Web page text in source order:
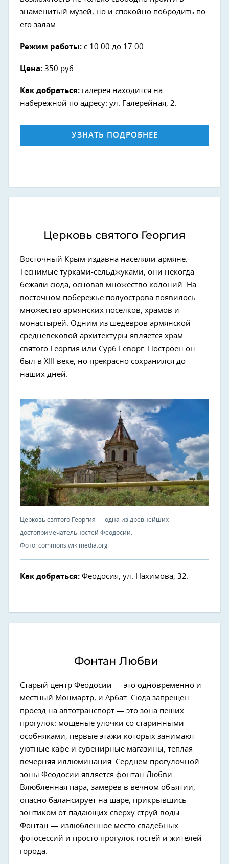
знаменитый музей, но и спокойно побродить по
его залам.
Режим работы: с 10:00 до 17:00.
Цена: 350 руб.
Как добраться: галерея находится на
набережной по адресу: ул. Галерейная, 2.
УЗНАТЬ ПОДРОБНЕЕ
Церковь святого Георгия
Восточный Крым издавна населяли армяне.
Теснимые турками-сельджуками, они некогда
бежали сюда, основав множество колоний. На
восточном побережье полуострова появилось
множество армянских поселков, храмов и
монастырей. Одним из шедевров армянской
средневековой архитектуры является храм
святого Георгия или Сурб Геворг. Построен он
был в XIII веке, но прекрасно сохранился до
наших дней.
Церковь святого Георгия — одна из древнейших
достопримечательностей Феодосии.
Фото: commons.wikimedia.org
Как добраться: Феодосия, ул. Нахимова, 32.
Фонтан Любви
Старый центр Феодосии — это одновременно и
местный Монмартр, и Арбат. Сюда запрещен
проезд на автотранспорт — это зона пеших
прогулок: мощеные улочки со старинными
особняками, первые этажи которых занимают
уютные кафе и сувенирные магазины, теплая
вечерняя иллюминация. Сердцем прогулочной
зоны Феодосии является фонтан Любви.
Влюбленная пара, замерев в вечном объятии,
опасно балансирует на шаре, прикрывшись
зонтиком от падающих сверху струй воды.
Фонтан — излюбленное место свадебных
фотосессий и просто прогулок гостей и жителей
города.